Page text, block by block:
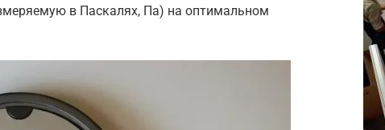
в Паскалях, Па) на оптимальном